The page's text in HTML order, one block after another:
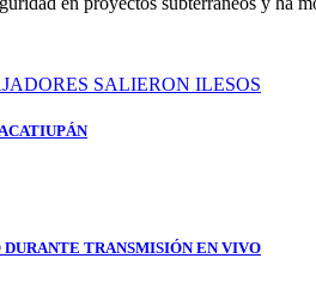
TRANSMISIÓN EN VIVO